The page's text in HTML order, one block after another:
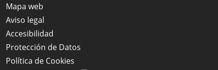
Mapa web
Aviso legal
Accesibilidad
Protección de Datos
Política de Cookies